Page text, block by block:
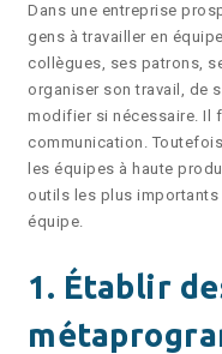
Dans une entreprise
gens à travailler en
collègues, ses patrons,
organiser son travail, de
modifier si nécessaire. Il
communication.
les équipes à haute
outils les plus
équipe.
1. Établir